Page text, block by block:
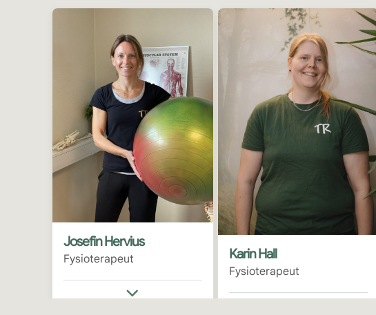
Josefin Hervius
Fysioterapeut Karin Hall
Fysioterapeut